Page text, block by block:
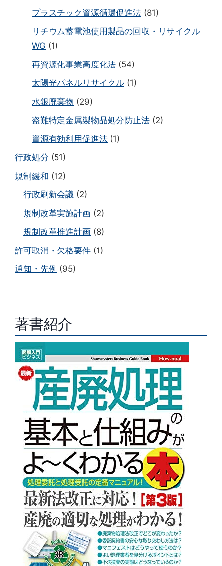
プラスチック資源循環促進法 (81)
リチウム蓄電池使用製品の回収・リサイクル
WG (1)
再資源化事業高度化法 (54)
太陽光パネルリサイクル (1)
水銀廃棄物 (29)
盗難特定金属製物品処分防止法 (2)
資源有効利用促進法 (1)
行政処分 (51)
規制緩和 (12)
行政刷新会議 (2)
規制改革実施計画 (2)
規制改革推進計画 (8)
許可取消・欠格要件 (1)
通知・先例 (95)
著書紹介